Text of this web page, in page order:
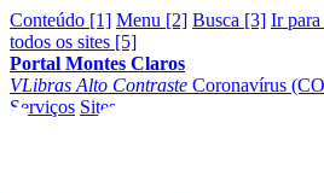
Conteúdo [1] Menu [2] Busca [3] Ir
todos os sites [5]
Portal Montes Claros
VLibras Alto Contraste Coronavírus
Serviços Sites